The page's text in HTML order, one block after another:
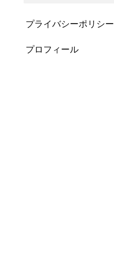
プライバシーポリシー
プロフィール